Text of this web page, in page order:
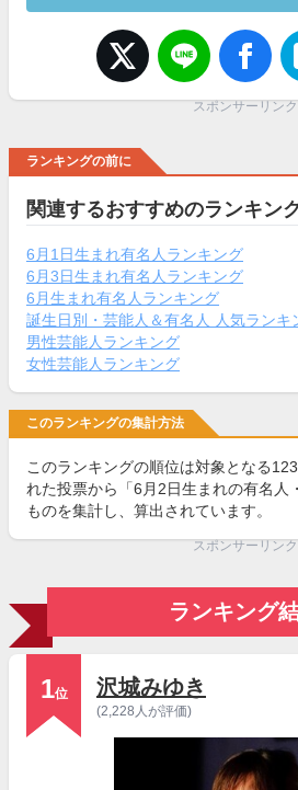
スポンサーリンク
ランキングの前に
関連するおすすめのランキン
6月1日生まれ有名人ランキング
6月3日生まれ有名人ランキング
6月生まれ有名人ランキング
誕生日別・芸能人＆有名人 人気ランキ
男性芸能人ランキング
女性芸能人ランキング
このランキングの集計方法
このランキングの順位は対象となる
れた投票から「6月2日生まれの有名人
ものを集計し、算出されています。
スポンサーリンク
ランキング
1位 沢城みゆき
(2,228人が評価)